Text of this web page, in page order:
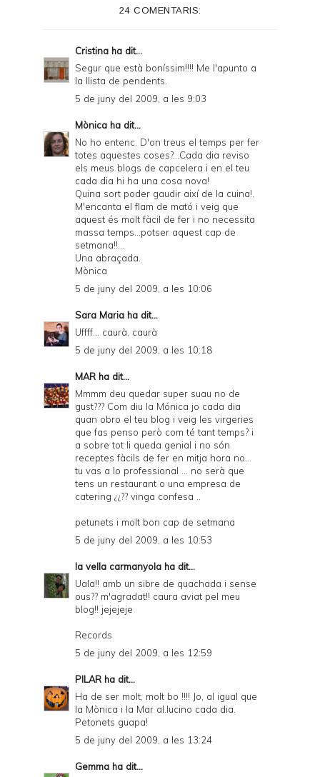
i
e
n
d
l
y
a
n
d
F
24 COMENTARIS:
Cristina ha dit...
Segur que està boníssim!!!! Me l'apunto a
la llista de pendents.
5 de juny del 2009, a les 9:03
Mònica ha dit...
No ho entenc. D'on treus el temps per fer
totes aquestes coses?...Cada dia reviso
els meus blogs de capcelera i en el teu
cada dia hi ha una cosa nova!
Quina sort poder gaudir així de la cuina!.
M'encanta el flam de mató i veig que
aquest és molt fàcil de fer i no necessita
massa temps...potser aquest cap de
setmana!!...
Una abraçada.
Mònica
5 de juny del 2009, a les 10:06
Sara Maria ha dit...
Uffff... caurà, caurà
5 de juny del 2009, a les 10:18
MAR ha dit...
Mmmm deu quedar super suau no de
gust??? Com diu la Mónica jo cada dia
quan obro el teu blog i veig les virgeries
que fas penso però com té tant temps? i
a sobre tot li queda genial i no són
receptes fàcils de fer en mitja hora no...
tu vas a lo professional ... no serà que
tens un restaurant o una empresa de
catering ¿¿?? vinga confesa ..
petunets i molt bon cap de setmana
5 de juny del 2009, a les 10:53
la vella carmanyola ha dit...
Uala!! amb un sibre de quachada i sense
ous?? m'agradat!! caura aviat pel meu
blog!! jejejeje
Records
5 de juny del 2009, a les 12:59
PILAR ha dit...
Ha de ser molt, molt bo !!!! Jo, al igual que
la Mònica i la Mar al.lucino cada dia.
Petonets guapa!
5 de juny del 2009, a les 13:24
Gemma ha dit...